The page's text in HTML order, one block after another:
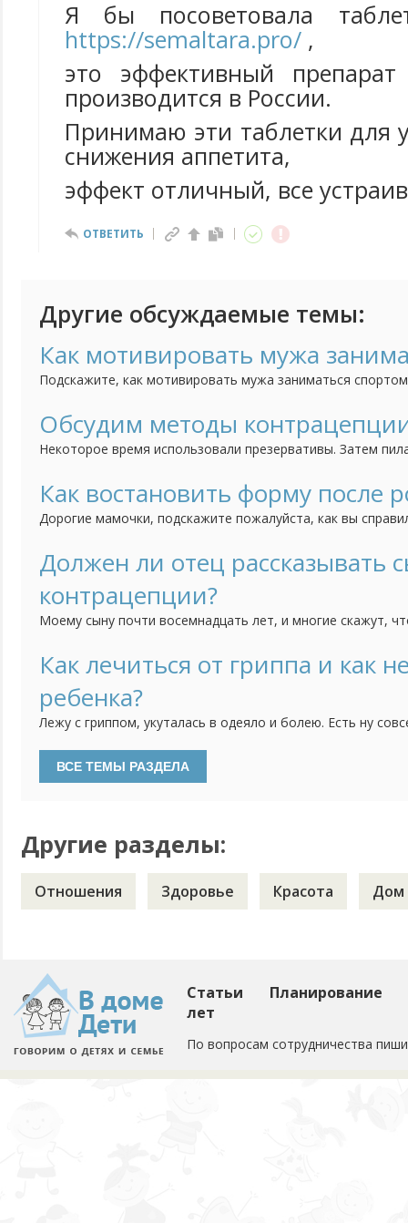
Я бы посоветовала
https://semaltara.pro/ ,
это эффективный
производится в России.
Принимаю эти таблетки для
снижения аппетита,
эффект отличный, все
ОТВЕТИТЬ
Другие обсуждаемые темы:
Как мотивировать мужа
Подскажите, как мотивировать мужа заниматься
работаем, но я всегда нахожу пару часов для спорт зала,
работе или придумывает еще какие-то оправдания. Я
Обсудим методы
Некоторое время использовали презервативы. Затем
поставила простую Т-образную спираль. После того как
проблемы по "женской части", гинеколог рекомендует
систему...
Как востановить форму после
Дорогие мамочки, подскажите пожалуйста, как вы
переживать, что потом не смогу скинуть набранный
упражнения вы делали ? На каких диетах сидели ? Буду
Должен ли отец рассказывать
контрацепции?
Моему сыну почти восемнадцать лет, и многие скажут,
но не о контрацепции. Я считаю, что во избежание
должен поговорить с сыном о методах контрацепции и
неприятных...
Как лечиться от гриппа и как
ребенка?
Лежу с гриппом, укуталась в одеяло и болею. Есть ну
болит и суставы ломит. Чем грипп правильно лечить?
способы вы можете посоветовать? И главное -
Другие разделы:
Отношения Здоровье Красота Дом
Статьи
Планирование
лет
По вопросам сотрудничества